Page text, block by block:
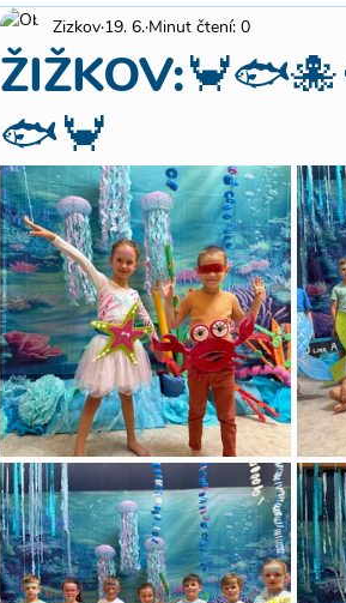
🐟🦀
Zizkov 19. 6. Minut čtení: 0